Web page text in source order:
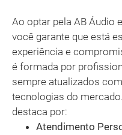
Ao optar pela AB Áudio
você garante que está
experiência e
é formada por
sempre atualizados
tecnologias do
destaca por:
Atendimento